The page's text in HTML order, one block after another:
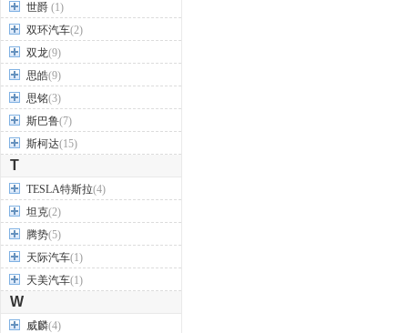
世爵 (1)
双环汽车(2)
双龙(9)
思皓(9)
思铭(3)
斯巴鲁(7)
斯柯达(15)
T
TESLA特斯拉(4)
坦克(2)
腾势(5)
天际汽车(1)
天美汽车(1)
W
威麟(4)